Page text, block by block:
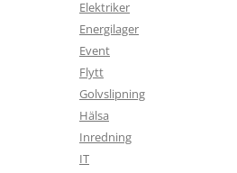
Elektriker
Energilager
Event
Flytt
Golvslipning
Hälsa
Inredning
IT